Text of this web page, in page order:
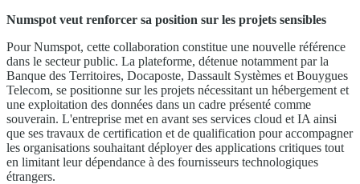
Numspot veut renforcer sa position sur les projets sensibles
Pour Numspot, cette collaboration constitue une nouvelle référence
dans le secteur public. La plateforme, détenue notamment par la
Banque des Territoires, Docaposte, Dassault Systèmes et Bouygues
Telecom, se positionne sur les projets nécessitant un hébergement et
une exploitation des données dans un cadre présenté comme
souverain. L'entreprise met en avant ses services cloud et IA ainsi
que ses travaux de certification et de qualification pour accompagner
les organisations souhaitant déployer des applications critiques tout
en limitant leur dépendance à des fournisseurs technologiques
étrangers.